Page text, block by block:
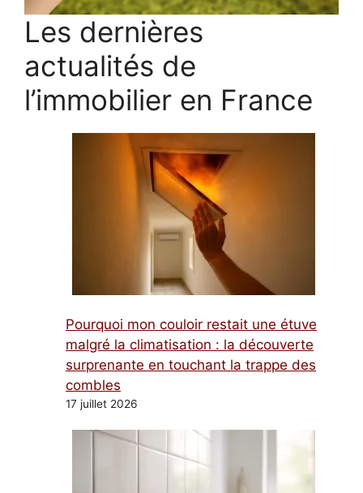
Les dernières
actualités de
l’immobilier en France
Pourquoi mon couloir restait une étuve
malgré la climatisation : la découverte
surprenante en touchant la trappe des
combles
17 juillet 2026